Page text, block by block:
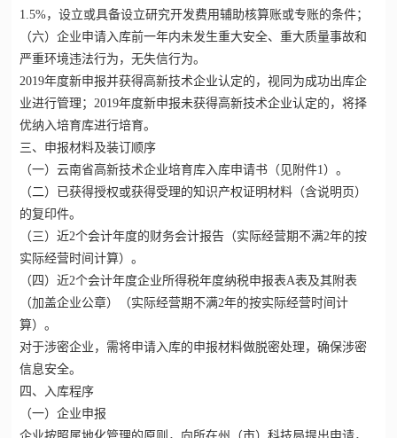
1.5%，设立或具备设立研究开发费用辅助核算账或专账的条件；
（六）企业申请入库前一年内未发生重大安全、重大质量事故和
严重环境违法行为，无失信行为。
2019年度新申报并获得高新技术企业认定的，视同为成功出库企
业进行管理；2019年度新申报未获得高新技术企业认定的，将择
优纳入培育库进行培育。
三、申报材料及装订顺序
（一）云南省高新技术企业培育库入库申请书（见附件1）。
（二）已获得授权或获得受理的知识产权证明材料（含说明页）
的复印件。
（三）近2个会计年度的财务会计报告（实际经营期不满2年的按
实际经营时间计算）。
（四）近2个会计年度企业所得税年度纳税申报表A表及其附表
（加盖企业公章）（实际经营期不满2年的按实际经营时间计
算）。
对于涉密企业，需将申请入库的申报材料做脱密处理，确保涉密
信息安全。
四、入库程序
（一）企业申报